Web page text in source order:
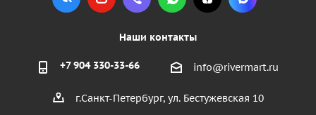
Наши контакты
+7 904 330-33-66 info@rivermart.ru
г.Санкт-Петербург, ул. Бестужевская 10